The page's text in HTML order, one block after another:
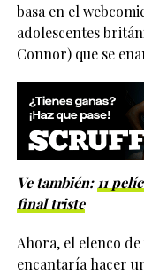
basa en el
adolescentes
Connor) que se
Ve también:11
final triste
Ahora, el elenco
encantaría hacer